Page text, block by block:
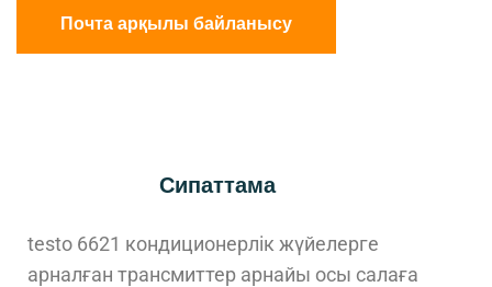
Почта арқылы байланысу
Сипаттама
testo 6621 кондиционерлік жүйелерге
арналған трансмиттер арнайы осы салаға